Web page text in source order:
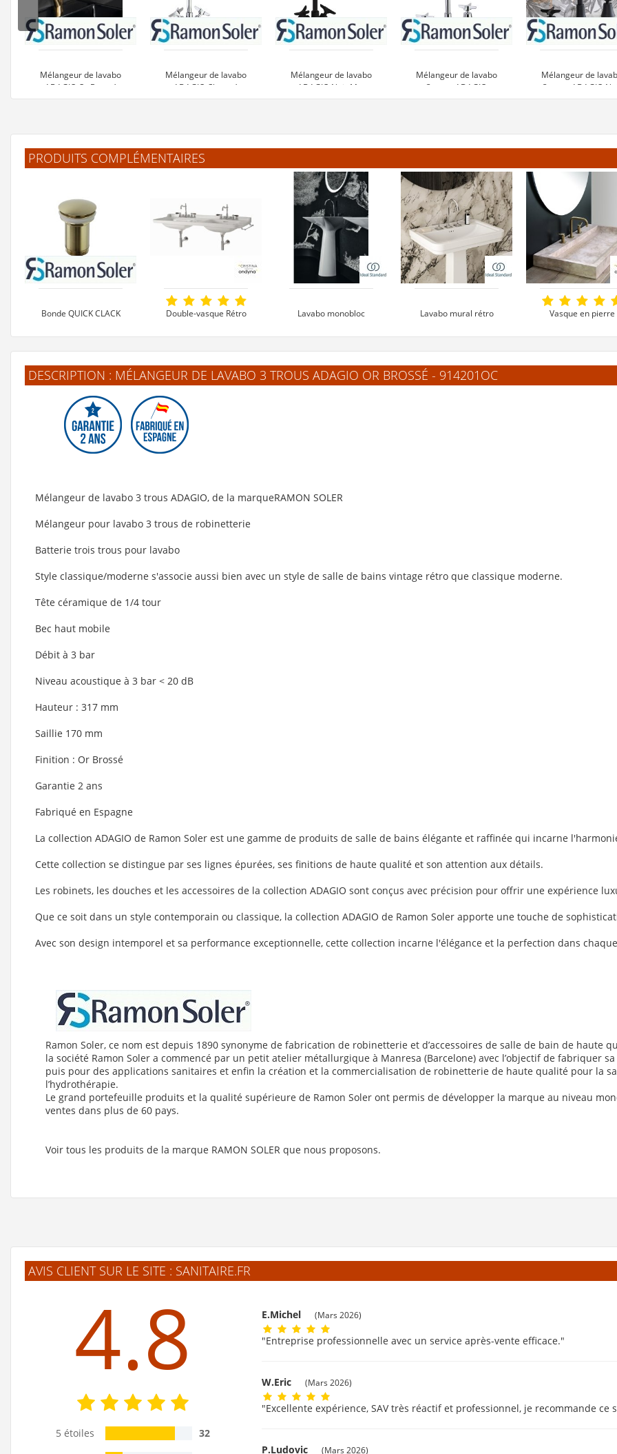
Mélangeur de lavabo
ADAGIO Or Brossé
469 €
Voir le produit
Mélangeur de lavabo
ADAGIO Chromé
275 €
Voir le produit
Mélangeur de lavabo
ADAGIO Noir Mat
410 €
Mélangeur de lavabo
3 trous ADAGIO
Chromé
399 €
Mélangeur de
3 trous ADAGIO Noir
Mat
595 €
PRODUITS COMPLÉMENTAIRES
Bonde QUICK CLACK
1219LOC
55 €
Voir le produit
Double-vasque Rétro
céramique - 3 trous
1 285 €
Voir le produit
Lavabo monobloc
3 trous de
robinetterie
2 720 €
Lavabo mural rétro
trous de robinetterie
260 €
Vasque en pierre
poser - 3 Trous de
robinetterie
DESCRIPTION : MÉLANGEUR DE LAVABO 3 TROUS ADAGIO OR BROSSÉ - 914201OC
Mélangeur de lavabo 3 trous ADAGIO, de la marqueRAMON SOLER
Mélangeur pour lavabo 3 trous de robinetterie
Batterie trois trous pour lavabo
Style classique/moderne s'associe aussi bien avec un style de salle de bains vintage rétro que classique moderne.
Tête céramique de 1/4 tour
Bec haut mobile
Débit à 3 bar
Niveau acoustique à 3 bar < 20 dB
Hauteur : 317 mm
Saillie 170 mm
Finition : Or Brossé
Garantie 2 ans
Fabriqué en Espagne
La collection ADAGIO de Ramon Soler est une gamme de produits de salle de bains élégante et raffinée qui incarne
Cette collection se distingue par ses lignes épurées, ses finitions de haute qualité et son attention aux détails.
Les robinets, les douches et les accessoires de la collection ADAGIO sont conçus avec précision pour offrir une expérience
Que ce soit dans un style contemporain ou classique, la collection ADAGIO de Ramon Soler apporte une touche de
Avec son design intemporel et sa performance exceptionnelle, cette collection incarne l'élégance et la perfection dans
Ramon Soler, ce nom est depuis 1890 synonyme de fabrication de robinetterie et d’accessoires de salle de bain de haute
la société Ramon Soler a commencé par un petit atelier métallurgique à Manresa (Barcelone) avec l’objectif de fabriquer
puis pour des applications sanitaires et enfin la création et la commercialisation de robinetterie de haute qualité pour la
l’hydrothérapie.
Le grand portefeuille produits et la qualité supérieure de Ramon Soler ont permis de développer la marque au niveau
ventes dans plus de 60 pays.
Voir tous les produits de la marque RAMON SOLER que nous proposons.
AVIS CLIENT SUR LE SITE : SANITAIRE.FR
4.8
5 étoiles
32
E.Michel (Mars 2026)
"Entreprise professionnelle avec un service après-vente efficace."
W.Eric (Mars 2026)
"Excellente expérience, SAV très réactif et professionnel, je recommande ce
P.Ludovic (Mars 2026)